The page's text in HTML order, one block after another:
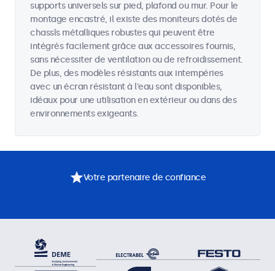
supports universels sur pied, plafond ou mur. Pour le
montage encastré, il existe des moniteurs dotés de
chassîs métalliques robustes qui peuvent être
intégrés facilement grâce aux accessoires fournis,
sans nécessiter de ventilation ou de refroidissement.
De plus, des modèles résistants aux intempéries
avec un écran résistant à l'eau sont disponibles,
idéaux pour une utilisation en extérieur ou dans des
environnements exigeants.
Votre partenaire de confiance